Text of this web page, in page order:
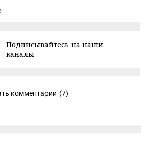
Подписывайтесь на наши
каналы
комментарии (7)